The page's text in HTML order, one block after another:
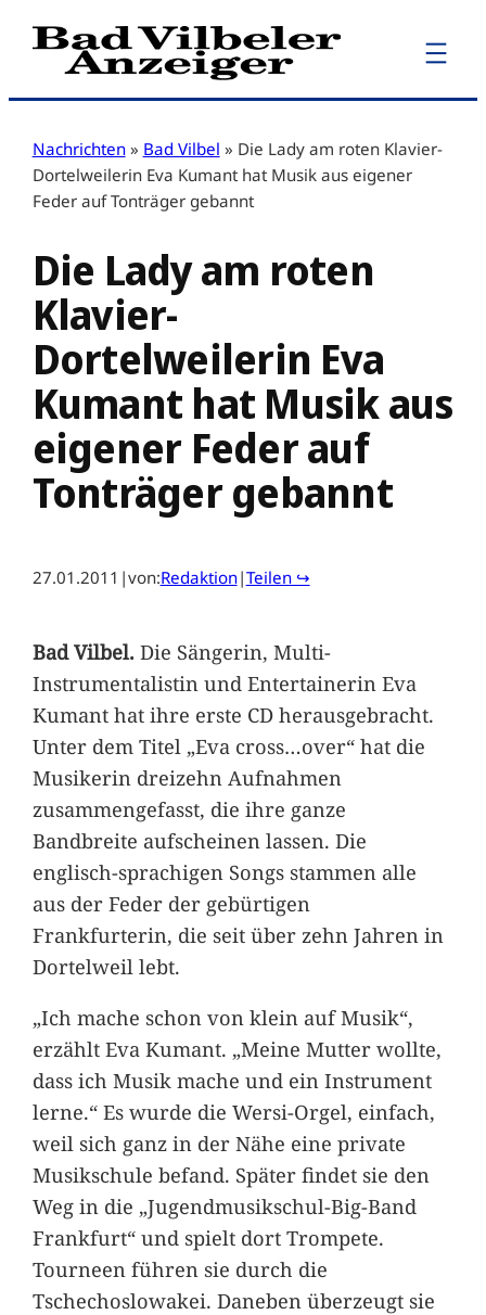
Zum
Inhalt
Nachrichten » Bad Vilbel » Die Lady am roten Klavier-
Dortelweilerin Eva Kumant hat Musik aus eigener
Feder auf Tonträger gebannt
Die Lady am roten
Klavier-
Dortelweilerin Eva
Kumant hat Musik aus
eigener Feder auf
Tonträger gebannt
27.01.2011 |von:Redaktion|Teilen ↪
Bad Vilbel.Die Sängerin, Multi-
Instrumentalistin und Entertainerin Eva
Kumant hat ihre erste CD herausgebracht.
Unter dem Titel „Eva cross…over“ hat die
Musikerin dreizehn Aufnahmen
zusammengefasst, die ihre ganze
Bandbreite aufscheinen lassen. Die
englisch-sprachigen Songs stammen alle
aus der Feder der gebürtigen
Frankfurterin, die seit über zehn Jahren in
Dortelweil lebt.
„Ich mache schon von klein auf Musik“,
erzählt Eva Kumant. „Meine Mutter wollte,
dass ich Musik mache und ein Instrument
lerne.“ Es wurde die Wersi-Orgel, einfach,
weil sich ganz in der Nähe eine private
Musikschule befand. Später findet sie den
Weg in die „Jugendmusikschul-Big-Band
Frankfurt“ und spielt dort Trompete.
Tourneen führen sie durch die
Tschechoslowakei. Daneben überzeugt sie